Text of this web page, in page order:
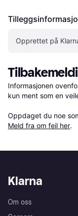
Opprettet på
Informasjonen
kun ment som en
Oppdaget du noe
Meld fra om feil her.
Klarna
Om oss